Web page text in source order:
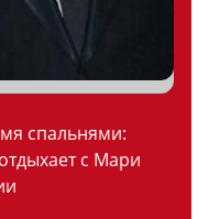
спальнями:
с Мари